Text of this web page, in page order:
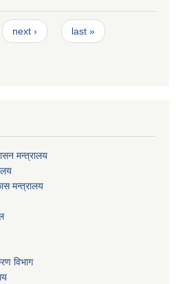
next › last »
मन्त्रालय
मन्त्रालय
विभाग